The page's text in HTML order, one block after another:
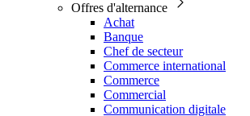
Offres d'alternance
Achat
Banque
Chef de secteur
Commerce international
Commerce
Commercial
Communication digitale